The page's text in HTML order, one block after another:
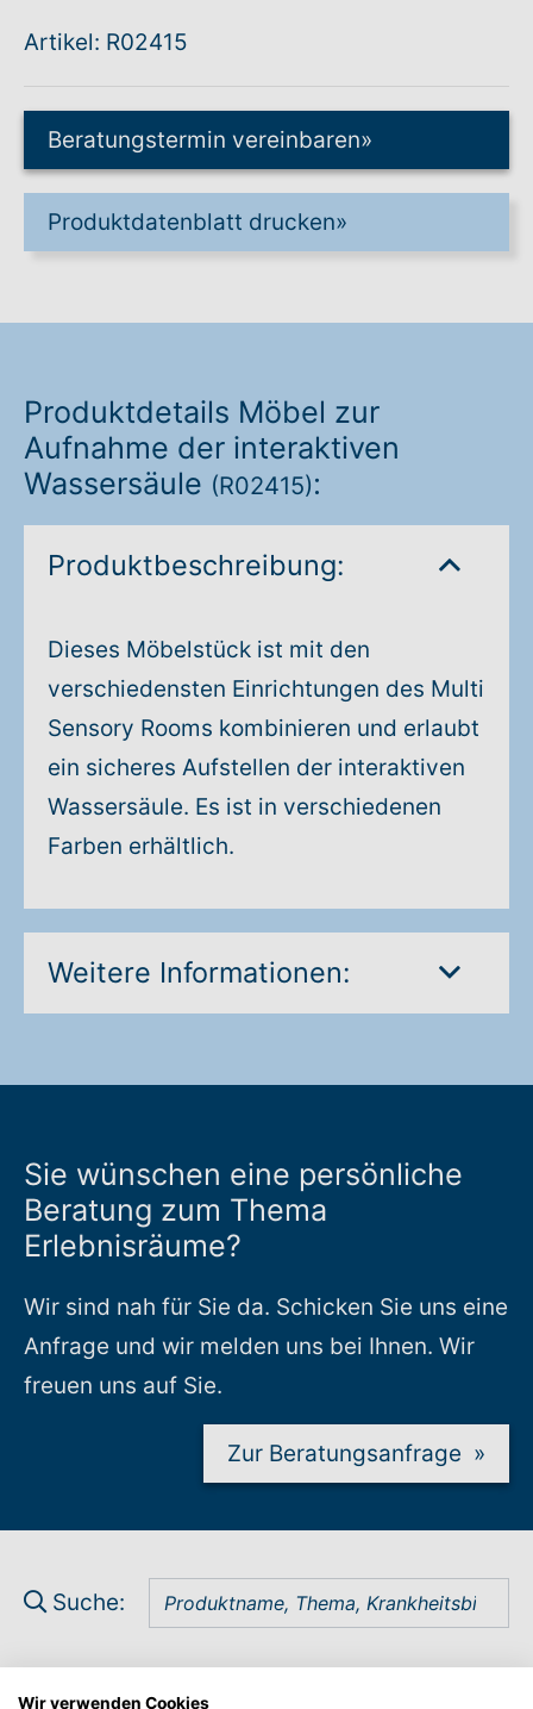
Beratungsanfrage
Warenkorb: 0
Artikel: R02415
Beratungstermin vereinbaren»
Produktdatenblatt drucken»
Produktdetails Möbel zur
Aufnahme der interaktiven
Wassersäule (R02415):
Produktbeschreibung:
Dieses Möbelstück ist mit den
verschiedensten Einrichtungen des Multi
Sensory Rooms kombinieren und erlaubt
ein sicheres Aufstellen der interaktiven
Wassersäule. Es ist in verschiedenen
Farben erhältlich.
Weitere Informationen:
Sie wünschen eine persönliche
Beratung zum Thema
Erlebnisräume?
Wir sind nah für Sie da. Schicken Sie uns eine
Anfrage und wir melden uns bei Ihnen. Wir
freuen uns auf Sie.
Zur Beratungsanfrage »
Suche:
Wir verwenden Cookies